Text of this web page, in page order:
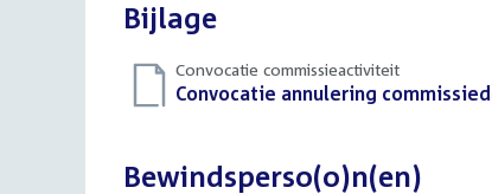
Bijlage
Convocatie commissieactiviteit
Download
Convocatie annulering
Bewindsperso(o)n(en)